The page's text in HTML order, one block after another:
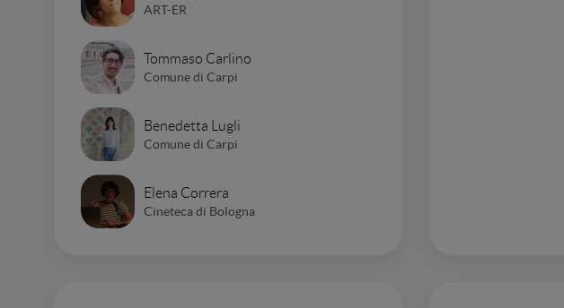
ART-ER
Tommaso Carlino
Comune di Carpi
Benedetta Lugli
Comune di Carpi
Elena Correra
Cineteca di Bologna